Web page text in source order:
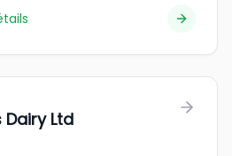
Dairy Ltd